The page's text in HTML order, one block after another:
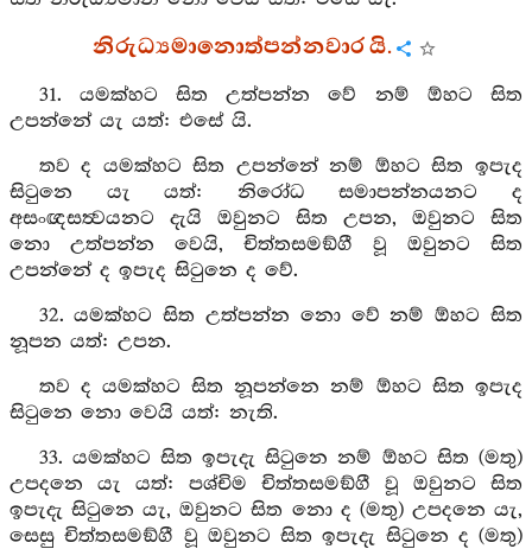
නිරුධ්‍යමානොත්පන්නවාර යි.
31. යමක්හට සිත උත්පන්න වේ නම් ඕහට සිත
උපන්නේ යැ යත්: එසේ යි.
තව ද යමක්හට සිත උපන්නේ නම් ඕහට සිත ඉපැද
සිටුනෙ යැ යත්: නිරෝධ සමාපන්නයනට ද
අසංඥසත්‍වයනට දැයි ඔවුනට සිත උපන, ඔවුනට සිත
නො උත්පන්න වෙයි, චිත්තසමඞ්ගී වූ ඔවුනට සිත
උපන්නේ ද ඉපැද සිටුනෙ ද වේ.
32. යමක්හට සිත උත්පන්න නො වේ නම් ඕහට සිත
නූපන යත්: උපන.
තව ද යමක්හට සිත නූපන්නෙ නම් ඕහට සිත ඉපැද
සිටුනෙ නො වෙයි යත්: නැති.
33. යමක්හට සිත ඉපැදැ සිටුනෙ නම් ඕහට සිත (මතු)
උපදනෙ යැ යත්: පශ්චිම චිත්තසමඞ්ගී වූ ඔවුනට සිත
ඉපැදැ සිටුනෙ යැ, ඔවුනට සිත නො ද (මතු) උපදනෙ යැ,
සෙසු චිත්තසමඞ්ගී වූ ඔවුනට සිත ඉපැදැ සිටුනෙ ද (මතු)